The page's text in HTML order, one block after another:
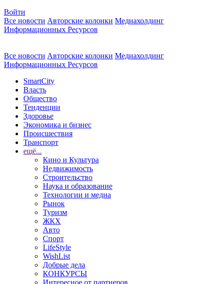
Войти
Все новости Авторские колонки Медиахолдинг
Информационных Ресурсов
Все новости Авторские колонки Медиахолдинг
Информационных Ресурсов
SmartCity
Власть
Общество
Тенденции
Здоровье
Экономика и бизнес
Происшествия
Транспорт
ещё...
Кино и Культура
Недвижимость
Строительство
Наука и образование
Технологии и медиа
Рынок
Туризм
ЖКХ
Авто
Спорт
LifeStyle
WishList
Добрые дела
КОНКУРСЫ
Интересное от партнеров